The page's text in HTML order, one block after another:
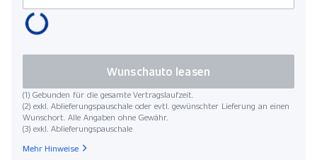
(1) Gebunden für die gesamte Vertragslaufzeit.
(2) exkl. Ablieferungspauschale oder evtl. gewünschter Lieferung an einen
Wunschort. Alle Angaben ohne Gewähr.
(3) exkl. Ablieferungspauschale
Wunschauto leasen
Mehr Hinweise